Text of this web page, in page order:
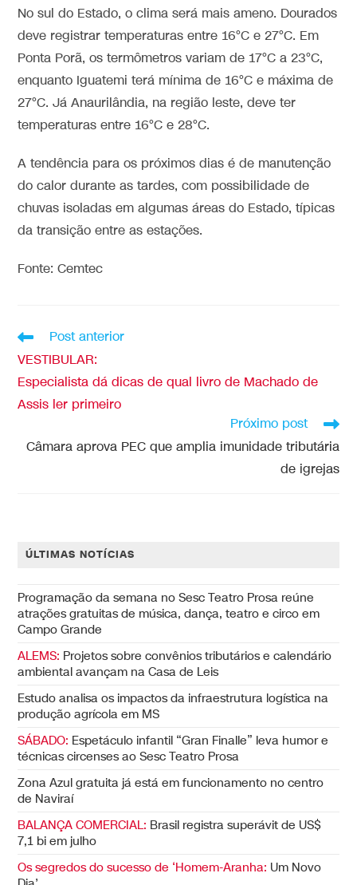
No sul do Estado, o clima será mais ameno. Dourados
deve registrar temperaturas entre 16°C e 27°C. Em
Ponta Porã, os termômetros variam de 17°C a 23°C,
enquanto Iguatemi terá mínima de 16°C e máxima de
27°C. Já Anaurilândia, na região leste, deve ter
temperaturas entre 16°C e 28°C.
A tendência para os próximos dias é de manutenção
do calor durante as tardes, com possibilidade de
chuvas isoladas em algumas áreas do Estado, típicas
da transição entre as estações.
Fonte: Cemtec
Post anterior
VESTIBULAR:
Especialista dá dicas de qual livro de Machado de
Assis ler primeiro
Próximo post
Câmara aprova PEC que amplia imunidade tributária
de igrejas
ÚLTIMAS NOTÍCIAS
Programação da semana no Sesc Teatro Prosa reúne
atrações gratuitas de música, dança, teatro e circo em
Campo Grande
ALEMS: Projetos sobre convênios tributários e calendário
ambiental avançam na Casa de Leis
Estudo analisa os impactos da infraestrutura logística na
produção agrícola em MS
SÁBADO: Espetáculo infantil “Gran Finalle” leva humor e
técnicas circenses ao Sesc Teatro Prosa
Zona Azul gratuita já está em funcionamento no centro
de Naviraí
BALANÇA COMERCIAL: Brasil registra superávit de US$
7,1 bi em julho
Os segredos do sucesso de ‘Homem-Aranha: Um Novo